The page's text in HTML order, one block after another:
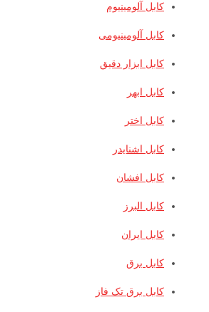
کابل آلومینیوم
کابل آلومینیومی
کابل ابزار دقیق
کابل ابهر
کابل اختر
کابل اشنایدر
کابل افشان
کابل البرز
کابل ایران
کابل برق
کابل برق تک فاز